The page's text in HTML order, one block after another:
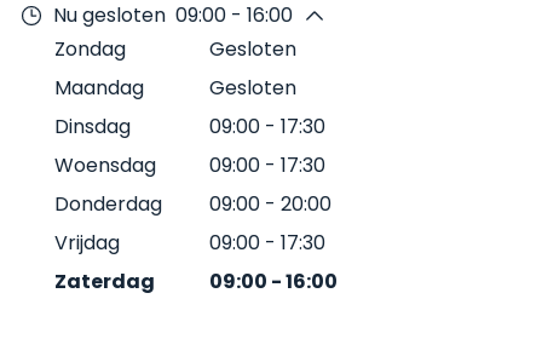
Nu gesloten 09:00 - 16:00
Zondag
Gesloten
Maandag
Gesloten
Dinsdag
09:00 - 17:30
Woensdag
09:00 - 17:30
Donderdag
09:00 - 20:00
Vrijdag
09:00 - 17:30
Zaterdag
09:00 -16:00